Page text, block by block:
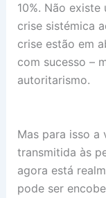
10%. Não
crise sistémica
crise estão em
com sucesso –
autoritarismo.
Mas para isso a
transmitida às
agora está
pode ser